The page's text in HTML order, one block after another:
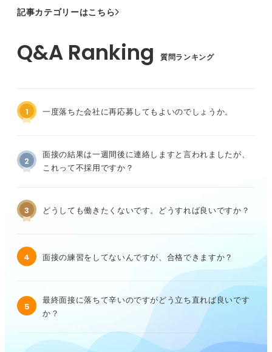
記事カテゴリーはこちら
質問ランキング
1 一度落ちた会社に再応募してもよいのでしょうか。
2
面接の結果は一週間後に連絡しますと言われましたが、
これって不採用ですか？
3 どうしても働きたくないです。どうすれば良いですか？
4 面接の練習をしてないんですが、合格できますか？
5
最終面接に落ちて辛いのですがどう立ち直れば良いです
か？